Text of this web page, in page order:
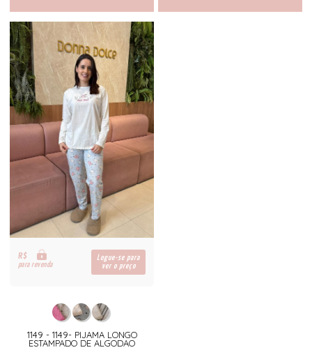
R$
para revenda
Logue-se para
ver o preço
1149 - 1149- PIJAMA LONGO
ESTAMPADO DE ALGODAO